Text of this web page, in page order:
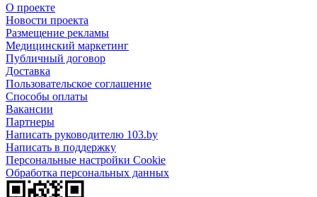
О проекте
Новости проекта
Размещение рекламы
Медицинский маркетинг
Публичный договор
Доставка
Пользовательское соглашение
Способы оплаты
Вакансии
Партнеры
Написать руководителю 103.by
Написать в поддержку
Персональные настройки Cookie
Обработка персональных данных